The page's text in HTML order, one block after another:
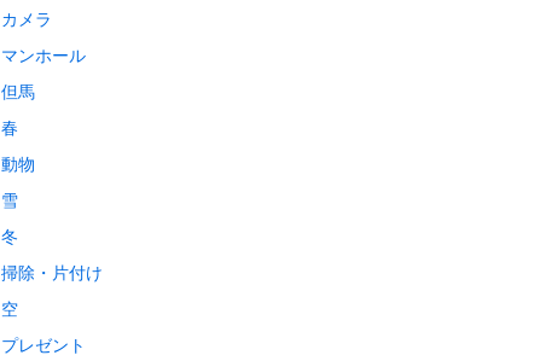
カメラ
マンホール
但馬
春
動物
雪
冬
掃除・片付け
空
プレゼント